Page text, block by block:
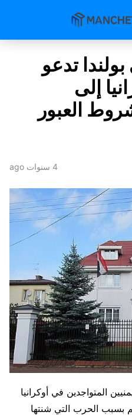
تدعو
إلى
العبور
4 سنوات ago
المتواجدين في أوكرانيا
بسبب الحرب التي شنتها